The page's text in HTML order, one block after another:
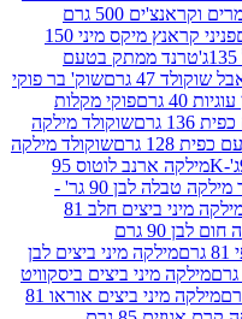
קרם שוקולד לשמרים וקראנצ'ים 500 גרם
פניני קראנץ מיקס מיני 150
ממתק בטעם
שוק' בר פוקי
פוקי מקלות
שוקולד מילקה
שוקולד מילקה
מילקה ארנב לוטוס 95
שוקולד מילקה טבלה לבן 90 גר' -
מילקה מיני ביצים חלב 81
מילקה חום לבן 90 גרם
מיני ביצים לבן
ביצים ביסקוויט
מילקה מיני ביצים אוראו 81